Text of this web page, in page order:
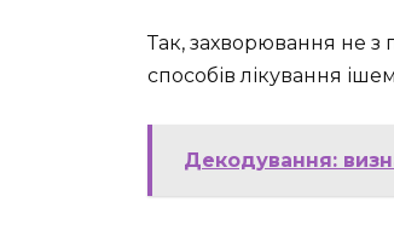
Так, захворювання не з
способів лікування
Декодування: